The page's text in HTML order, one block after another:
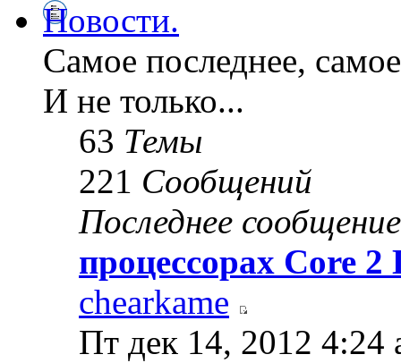
Новости.
Самое последнее,
И не только...
63 Темы
221 Сообщений
Последнее сообщение
процессорах Core
chearkame
Пт дек 14, 2012 4:24